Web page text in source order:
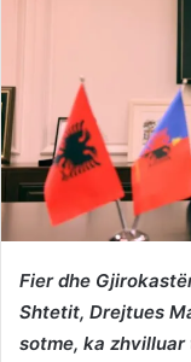
Fier dhe
Shtetit, Drejtues
sotme, ka